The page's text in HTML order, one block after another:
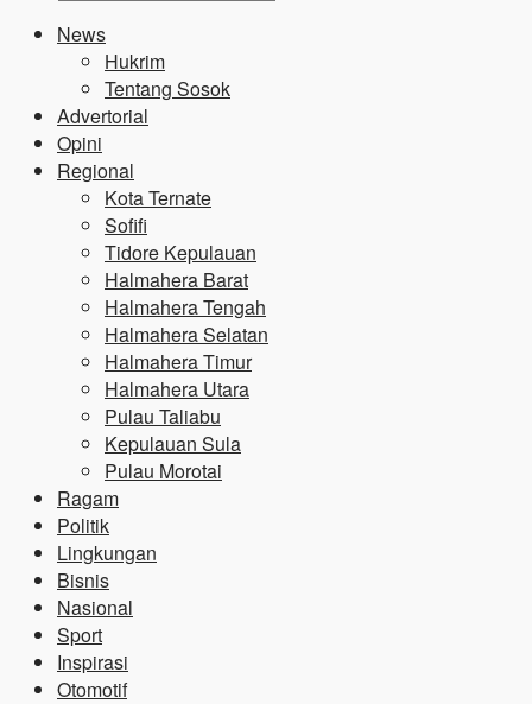
News
Hukrim
Tentang Sosok
Advertorial
Opini
Regional
Kota Ternate
Sofifi
Tidore Kepulauan
Halmahera Barat
Halmahera Tengah
Halmahera Selatan
Halmahera Timur
Halmahera Utara
Pulau Taliabu
Kepulauan Sula
Pulau Morotai
Ragam
Politik
Lingkungan
Bisnis
Nasional
Sport
Inspirasi
Otomotif